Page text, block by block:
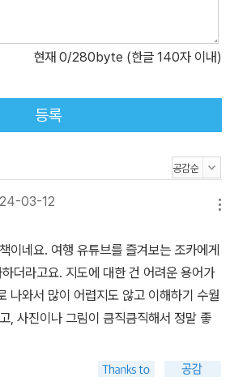
는 나라를 소개하는 페이지를 따로 마련해
자연의 특징을 간단히 소개하고 있다. ■
륙, 주요 국가의 위
를 두루 담고 있어 관련 수업 자료로 사용
5학년 사회의 ‘국토와 우리 생활’, 6학년
세계 속의 위치를 지도로 알아보고, 자연
살펴볼 수 있게 구성했다. ‘한눈에 보는 세
, 세계에서 가장 높은 산과 폭포, 가장 큰
긴 강 등이 무엇이고 어느 대륙에 위치하는
현재 0/280byte (한글 140자 이내)
등록
03-12
이네요. 여행 유튜브를 즐겨보는 조카에게
더라고요. 지도에 대한 건 어려운 용어가
나와서 많이 어렵지도 않고 이해하기 수월
, 사진이나 그림이 큼직큼직해서 정말 좋